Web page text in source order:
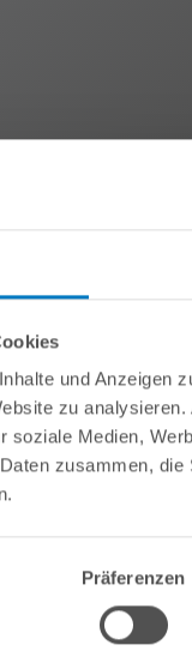
und Anzeigen
zu
soziale Medien,
zusammen,
Präferenzen